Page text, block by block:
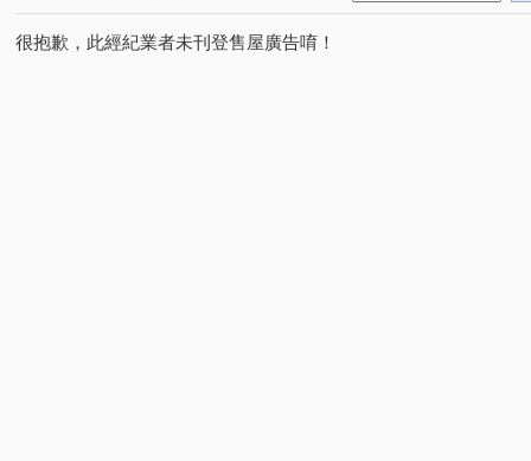
很抱歉，此經紀業者未刊登售屋廣告唷！